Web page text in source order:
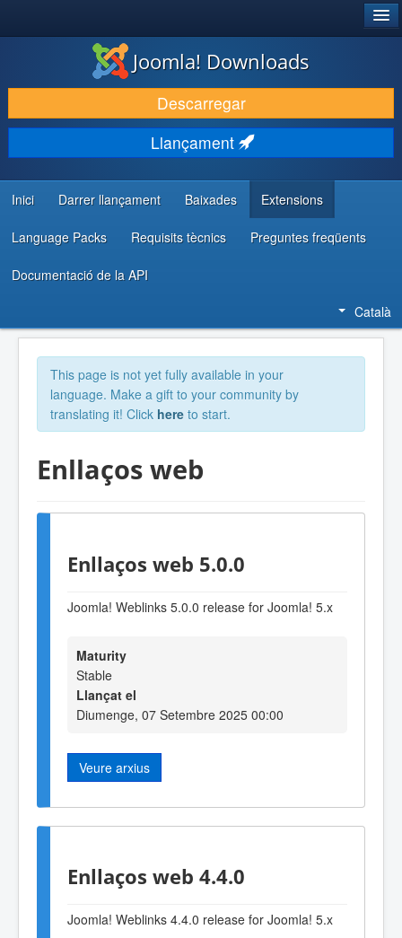
DESCARREGA & AMPLIA
DESCOBRIR & APRENDRE
COMUNITAT & SUPORT
RECURSOS PER DESENVOLUPADORS/ES
Joomla! Downloads
Descarregar
Llançament
Inici Darrer llançament Baixades Extensions
Language Packs Requisits tècnics Preguntes freqüents
Documentació de la API
Català
This page is not yet fully available in your
language. Make a gift to your community by
translating it! Click here to start.
Enllaços web
Enllaços web 5.0.0
Joomla! Weblinks 5.0.0 release for Joomla! 5.x
Maturity
Stable
Llançat el
Diumenge, 07 Setembre 2025 00:00
Veure arxius
Enllaços web 4.4.0
Joomla! Weblinks 4.4.0 release for Joomla! 5.x